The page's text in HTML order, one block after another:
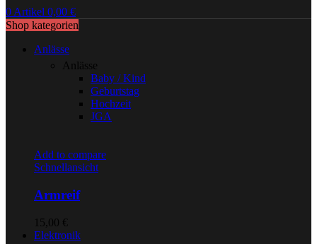
0Artikel 0,00 €
Shop kategorien
Anlässe
Anlässe
Baby / Kind
Geburtstag
Hochzeit
JGA
Add to compare
Schnellansicht
Armreif
15,00 €
Elektronik